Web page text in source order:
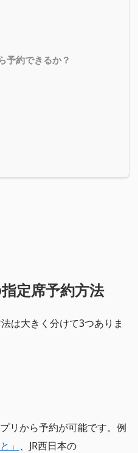
予約できるか？
定席予約方法
は大きく分けて3つありま
リから予約が可能です。例
」 、JR西日本の